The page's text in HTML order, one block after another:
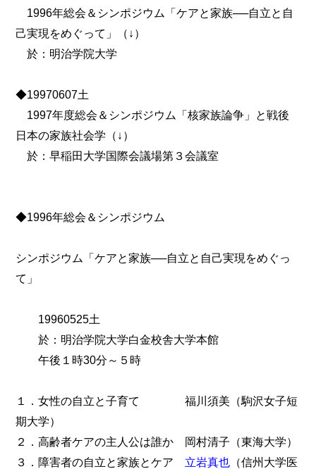
1996年総会＆シンポジウム「ケアと家族──自立と自
己実現をめぐって」（↓）
於：明治学院大学
◆19970607土
1997年度総会＆シンポジウム「核家族論争」と戦後
日本の家族社会学（↓）
於：早稲田大学国際会議場第３会議室
◆1996年総会＆シンポジウム
シンポジウム「ケアと家族──自立と自己実現をめぐっ
て」
19960525土
於：明治学院大学白金校舎大学本館
午後１時30分～５時
１．女性の自立と子育て 福川須美（駒沢女子短
期大学）
２．高齢者ケアの主人公は誰か 岡村清子（東海大学）
３．障害者の自立と家族とケア 立岩真也 （信州大学医